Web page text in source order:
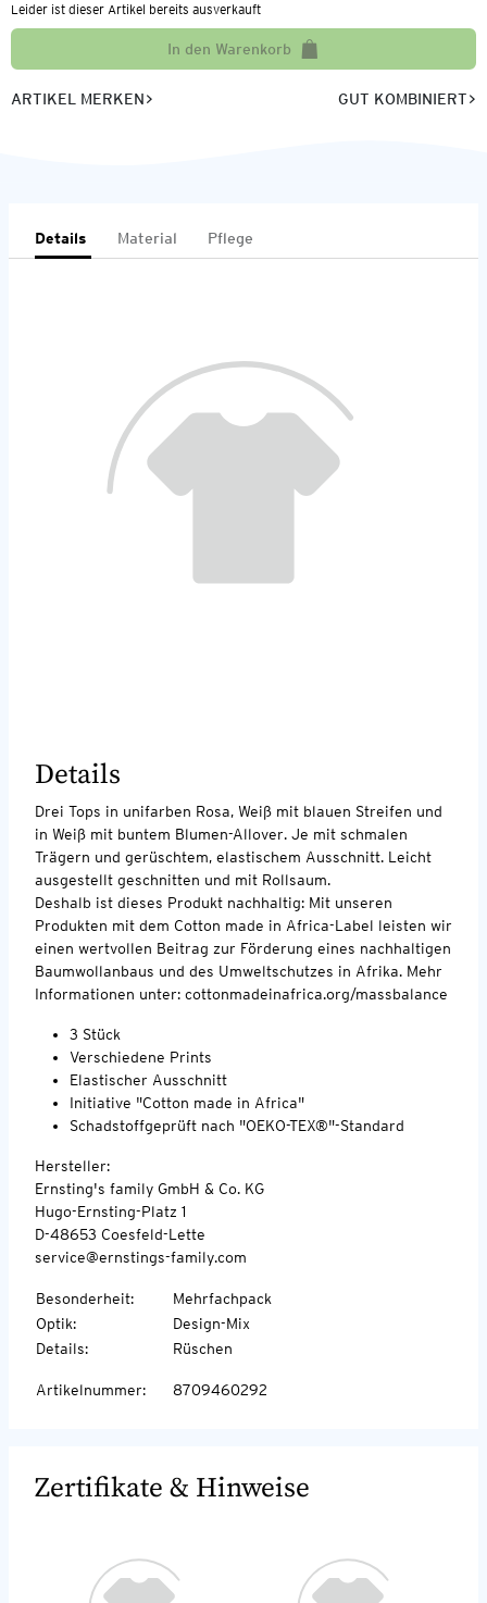
Leider ist dieser Artikel bereits ausverkauft
In den Warenkorb
ARTIKEL MERKEN GUT KOMBINIERT
Details Material Pflege
Details
Drei Tops in unifarben Rosa, Weiß mit blauen Streifen und
in Weiß mit buntem Blumen-Allover. Je mit schmalen
Trägern und gerüschtem, elastischem Ausschnitt. Leicht
ausgestellt geschnitten und mit Rollsaum.
Deshalb ist dieses Produkt nachhaltig: Mit unseren
Produkten mit dem Cotton made in Africa-Label leisten wir
einen wertvollen Beitrag zur Förderung eines nachhaltigen
Baumwollanbaus und des Umweltschutzes in Afrika. Mehr
Informationen unter: cottonmadeinafrica.org/massbalance
3 Stück
Verschiedene Prints
Elastischer Ausschnitt
Initiative "Cotton made in Africa"
Schadstoffgeprüft nach "OEKO-TEX®"-Standard
Hersteller:
Ernsting's family GmbH & Co. KG
Hugo-Ernsting-Platz 1
D-48653 Coesfeld-Lette
service@ernstings-family.com
Besonderheit:
Mehrfachpack
Optik:
Design-Mix
Details: Rüschen
Artikelnummer: 8709460292
Zertifikate & Hinweise